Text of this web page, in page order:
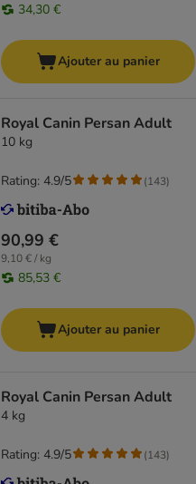
34,30 €
Ajouter au panier
Royal Canin Persan Adult
10 kg
90,99 €
9,10 € / kg
85,53 €
Rating: 4.9/5 (143)
Ajouter au panier
Royal Canin Persan Adult
4 kg
Rating: 4.9/5 (143)